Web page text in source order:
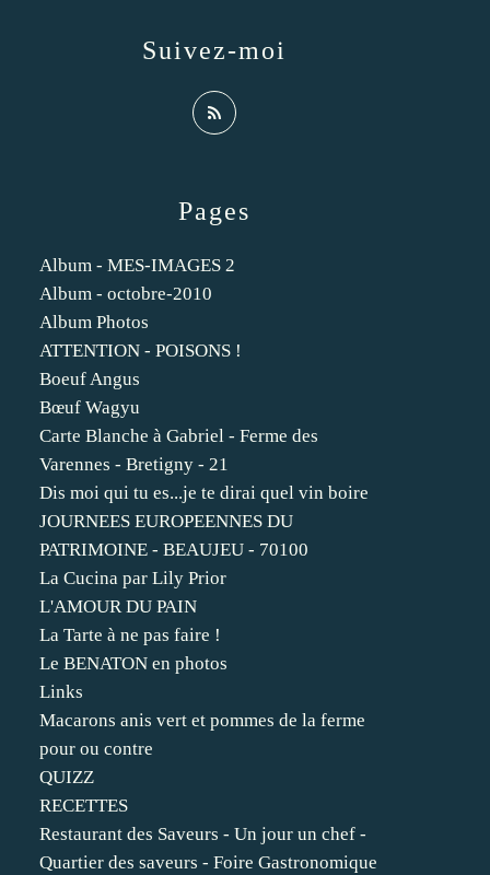
Pages
Album - MES-IMAGES 2
Album - octobre-2010
Album Photos
ATTENTION - POISONS !
Boeuf Angus
Bœuf Wagyu
Carte Blanche à Gabriel - Ferme des
Varennes - Bretigny - 21
Dis moi qui tu es...je te dirai quel vin boire
JOURNEES EUROPEENNES DU
PATRIMOINE - BEAUJEU - 70100
La Cucina par Lily Prior
L'AMOUR DU PAIN
La Tarte à ne pas faire !
Le BENATON en photos
Links
Macarons anis vert et pommes de la ferme
pour ou contre
QUIZZ
RECETTES
Restaurant des Saveurs - Un jour un chef -
Quartier des saveurs - Foire Gastronomique
Suivez-moi